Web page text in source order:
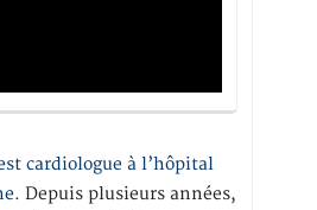
cardiologue à l’hôpital
Depuis plusieurs années,